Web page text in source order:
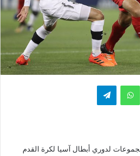
واتساب تيلقرام
لدوري أبطال آسيا لكرة القدم